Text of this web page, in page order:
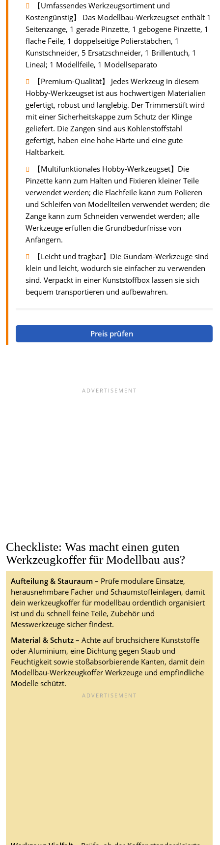
【Umfassendes Werkzeugsortiment und
Kostengünstig】 Das Modellbau-Werkzeugset enthält 1
Seitenzange, 1 gerade Pinzette, 1 gebogene Pinzette, 1
flache Feile, 1 doppelseitige Polierstäbchen, 1
Kunstschneider, 5 Ersatzschneider, 1 Brillentuch, 1
Lineal; 1 Modellfeile, 1 Modellseparato
【Premium-Qualität】 Jedes Werkzeug in diesem
Hobby-Werkzeugset ist aus hochwertigen Materialien
gefertigt, robust und langlebig. Der Trimmerstift wird
mit einer Sicherheitskappe zum Schutz der Klinge
geliefert. Die Zangen sind aus Kohlenstoffstahl
gefertigt, haben eine hohe Härte und eine gute
Haltbarkeit.
【Multifunktionales Hobby-Werkzeugset】Die
Pinzette kann zum Halten und Fixieren kleiner Teile
verwendet werden; die Flachfeile kann zum Polieren
und Schleifen von Modellteilen verwendet werden; die
Zange kann zum Schneiden verwendet werden; alle
Werkzeuge erfüllen die Grundbedürfnisse von
Anfängern.
【Leicht und tragbar】Die Gundam-Werkzeuge sind
klein und leicht, wodurch sie einfacher zu verwenden
sind. Verpackt in einer Kunststoffbox lassen sie sich
bequem transportieren und aufbewahren.
Preis prüfen
Checkliste: Was macht einen guten
Werkzeugkoffer für Modellbau aus?
Aufteilung & Stauraum– Prüfe modulare Einsätze,
herausnehmbare Fächer und Schaumstoffeinlagen, damit
dein werkzeugkoffer für modellbau ordentlich organisiert
ist und du schnell feine Teile, Zubehör und
Messwerkzeuge sicher findest.
Material & Schutz– Achte auf bruchsichere Kunststoffe
oder Aluminium, eine Dichtung gegen Staub und
Feuchtigkeit sowie stoßabsorbierende Kanten, damit dein
Modellbau-Werkzeugkoffer Werkzeuge und empfindliche
Modelle schützt.